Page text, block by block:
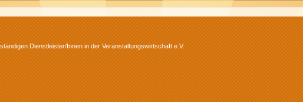
Dienstleister/Innen in der Veranstaltungswirtschaft e.V.